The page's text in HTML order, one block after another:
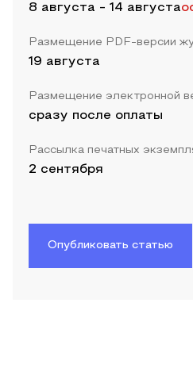
8 августа - 14 августа
Размещение PDF-версии
19 августа
Размещение электронной
сразу после оплаты
Рассылка печатных
2 сентября
Опубликовать статью